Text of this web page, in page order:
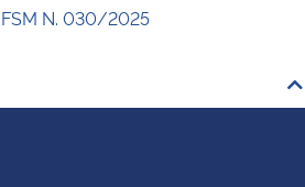
N. 030/2025